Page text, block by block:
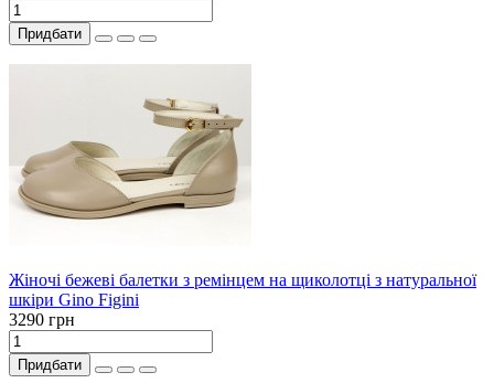
Придбати
Жіночі бежеві балетки з ремінцем на щиколотці з натуральної
шкіри Gino Figini
3290 грн
Придбати